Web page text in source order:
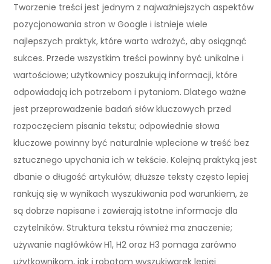
Tworzenie treści jest jednym z najważniejszych aspektów
pozycjonowania stron w Google i istnieje wiele
najlepszych praktyk, które warto wdrożyć, aby osiągnąć
sukces. Przede wszystkim treści powinny być unikalne i
wartościowe; użytkownicy poszukują informacji, które
odpowiadają ich potrzebom i pytaniom. Dlatego ważne
jest przeprowadzenie badań słów kluczowych przed
rozpoczęciem pisania tekstu; odpowiednie słowa
kluczowe powinny być naturalnie wplecione w treść bez
sztucznego upychania ich w tekście. Kolejną praktyką jest
dbanie o długość artykułów; dłuższe teksty często lepiej
rankują się w wynikach wyszukiwania pod warunkiem, że
są dobrze napisane i zawierają istotne informacje dla
czytelników. Struktura tekstu również ma znaczenie;
używanie nagłówków H1, H2 oraz H3 pomaga zarówno
użytkownikom, jak i robotom wyszukiwarek lepiej